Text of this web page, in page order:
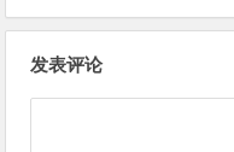
发表评论